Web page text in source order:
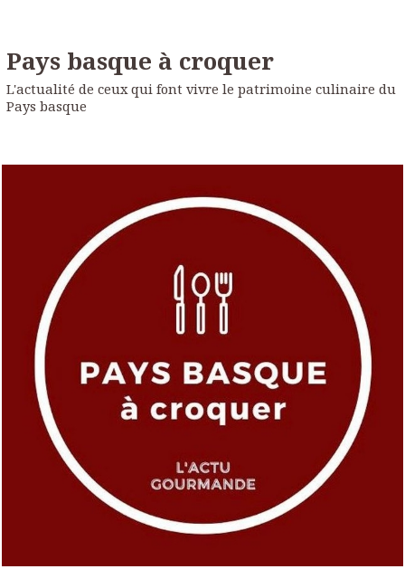
Pays basque à croquer
L'actualité de ceux qui font vivre le patrimoine culinaire du
Pays basque